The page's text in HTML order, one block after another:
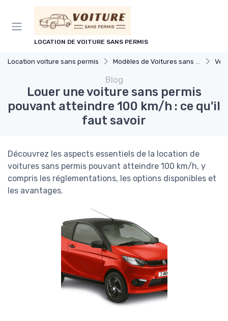
LOCATION DE VOITURE SANS PERMIS
Location voiture sans permis Modèles de Voitures sans Permis
Blog
Louer une voiture sans permis
pouvant atteindre 100 km/h : ce qu'il
faut savoir
Découvrez les aspects essentiels de la location de
voitures sans permis pouvant atteindre 100 km/h, y
compris les réglementations, les options disponibles et
les avantages.